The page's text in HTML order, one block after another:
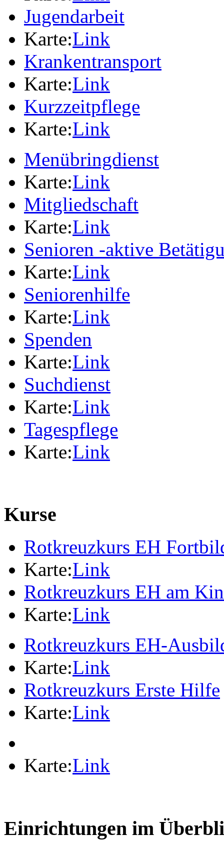
Jugendarbeit
Karte:Link
Krankentransport
Karte:Link
Kurzzeitpflege
Karte:Link
Menübringdienst
Karte:Link
Mitgliedschaft
Karte:Link
Senioren -aktive
Karte:Link
Seniorenhilfe
Karte:Link
Spenden
Karte:Link
Suchdienst
Karte:Link
Tagespflege
Karte:Link
Kurse
Rotkreuzkurs EH
Karte:Link
Rotkreuzkurs EH am
Karte:Link
Rotkreuzkurs EH-
Karte:Link
Rotkreuzkurs Erste Hilfe
Karte:Link
Karte:Link
Einrichtungen im